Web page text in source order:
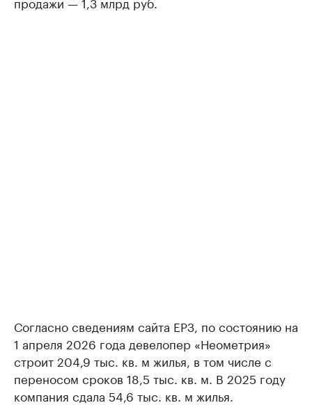
Согласно сведениям сайта ЕРЗ, по состоянию на
1 апреля 2026 года девелопер «Неометрия»
строит 204,9 тыс. кв. м жилья, в том числе с
переносом сроков 18,5 тыс. кв. м. В 2025 году
компания сдала 54,6 тыс. кв. м жилья.